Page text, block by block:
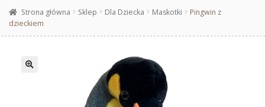
Strona główna Sklep Dla Dziecka Maskotki
Pingwin z
dzieckiem